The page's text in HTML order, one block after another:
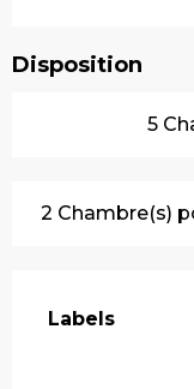
Disposition
5
2 Chambre(s)
Labels
Labels